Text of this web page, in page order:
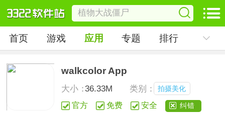
首页 游戏 应用 专题 排行
walkcolor App
大小：36.33M 类别： 拍摄美化
官方 免费 安全 纠错